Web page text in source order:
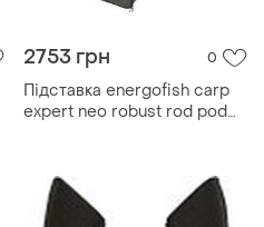
2753 грн 0
Підставка energofish carp
expert neo robust rod pod